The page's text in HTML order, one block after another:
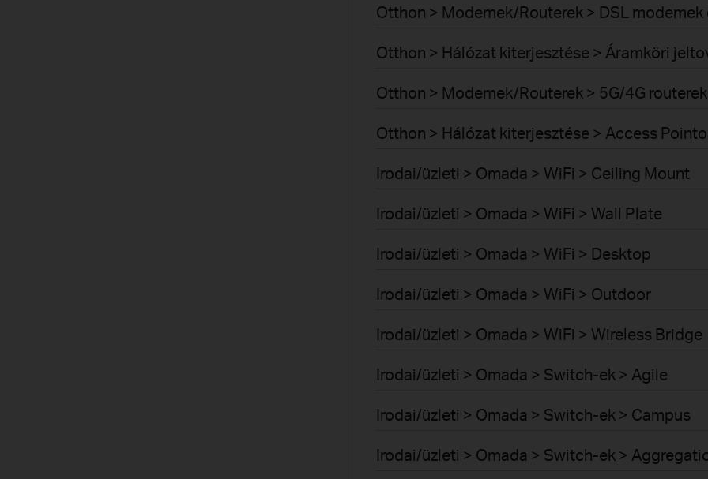
Otthon > Modemek/Routerek > DSL modemek
Otthon > Hálózat kiterjesztése > Áramköri
Otthon > Modemek/Routerek > 5G/4G routerek
Otthon > Hálózat kiterjesztése > Access
Irodai/üzleti > Omada > WiFi > Ceiling Mount
Irodai/üzleti > Omada > WiFi > Wall Plate
Irodai/üzleti > Omada > WiFi > Desktop
Irodai/üzleti > Omada > WiFi > Outdoor
Irodai/üzleti > Omada > WiFi > Wireless Bridge
Irodai/üzleti > Omada > Switch-ek > Agile
Irodai/üzleti > Omada > Switch-ek > Campus
Irodai/üzleti > Omada > Switch-ek >